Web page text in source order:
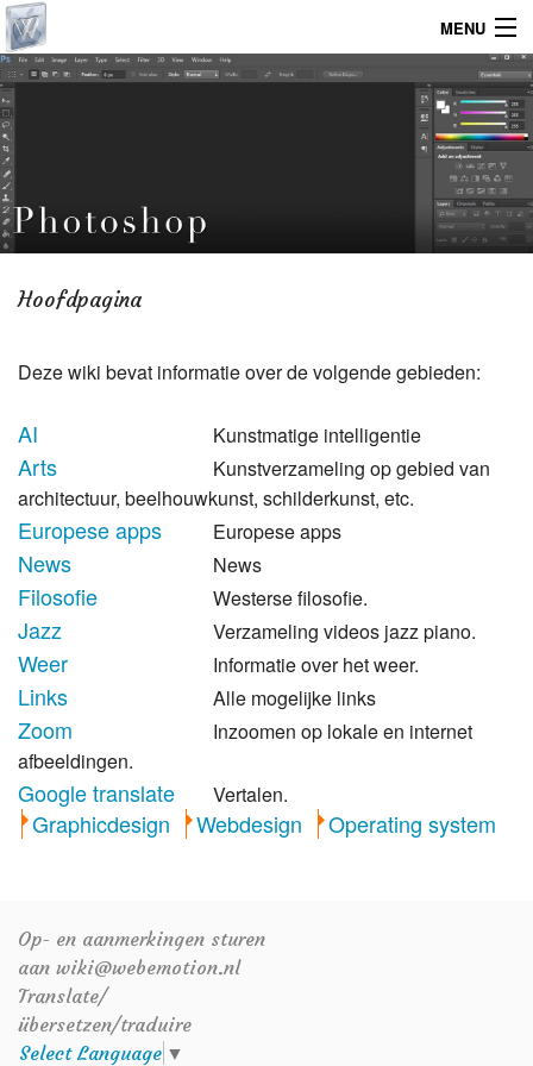
MENU
Home
Hoofdpagina
Deze wiki bevat informatie over de volgende gebieden:
AI Kunstmatige intelligentie
Arts
Kunstverzameling op gebied van
architectuur, beelhouwkunst, schilderkunst, etc.
Europese apps Europese apps
News News
Filosofie Westerse filosofie.
Jazz Verzameling videos jazz piano.
Weer Informatie over het weer.
Links Alle mogelijke links
Zoom
Inzoomen op lokale en internet
afbeeldingen.
Google translate Vertalen.
Graphicdesign Webdesign Operating system
Op- en aanmerkingen sturen
aan wiki@webemotion.nl
Translate/
übersetzen/traduire
Select Language ▼